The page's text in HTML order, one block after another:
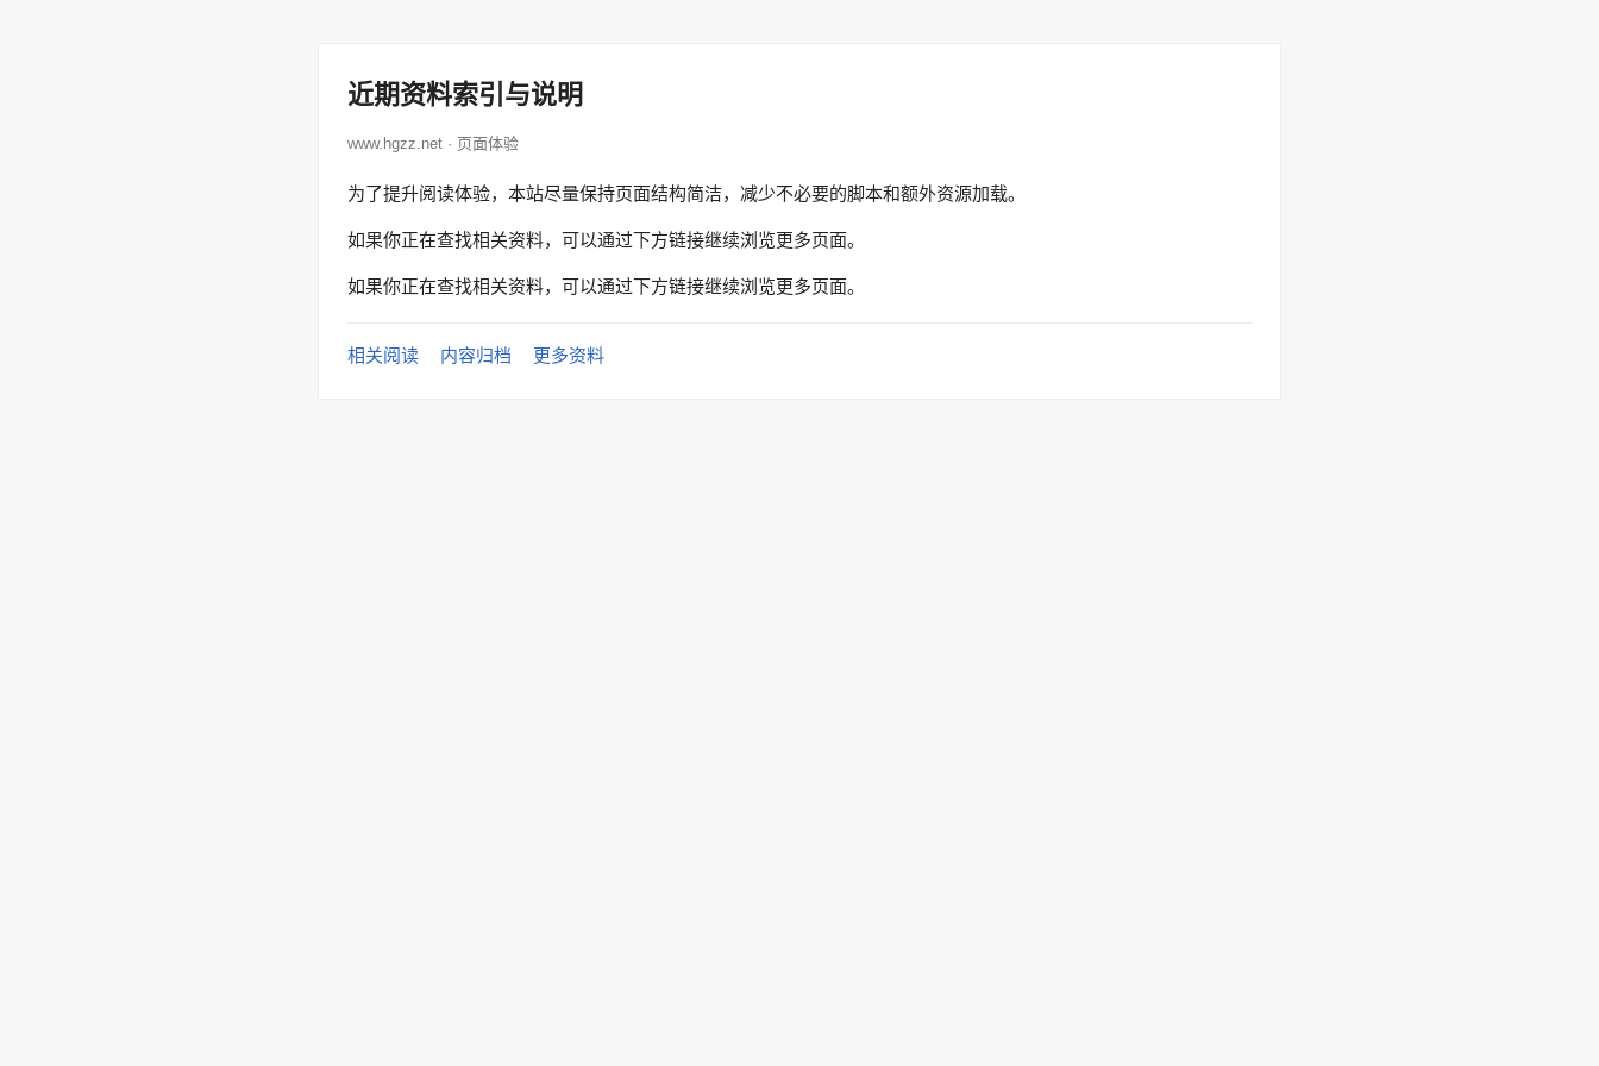
近期资料索引与说明
www.hgzz.net · 页面体验
为了提升阅读体验，本站尽量保持页面结构简洁，减少不必要的脚本和额外资源加载。
如果你正在查找相关资料，可以通过下方链接继续浏览更多页面。
如果你正在查找相关资料，可以通过下方链接继续浏览更多页面。
相关阅读 内容归档 更多资料